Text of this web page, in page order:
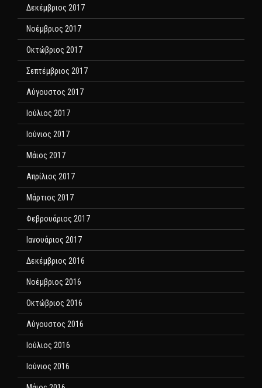
Δεκέμβριος 2017
Νοέμβριος 2017
Οκτώβριος 2017
Σεπτέμβριος 2017
Αύγουστος 2017
Ιούλιος 2017
Ιούνιος 2017
Μάιος 2017
Απρίλιος 2017
Μάρτιος 2017
Φεβρουάριος 2017
Ιανουάριος 2017
Δεκέμβριος 2016
Νοέμβριος 2016
Οκτώβριος 2016
Αύγουστος 2016
Ιούλιος 2016
Ιούνιος 2016